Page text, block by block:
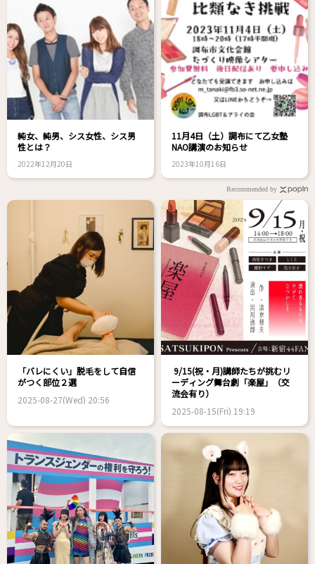
純女、純男、シス女性、シス男
性とは？
2022年12月20日
11月4日（土）調布にて乙女塾
NAO講演のお知らせ
2023年10月16日
Recommended by
「バレにくい」脱毛をして自信
がつく部位２選
2025-08-27(Wed) 20:56
9/15(祝・月)講師たちが挑むリ
ーディング舞台劇「楽屋」（交
流会有り）
2025-08-15(Fri) 19:19